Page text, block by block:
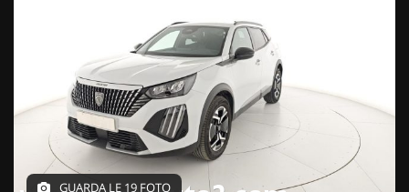
NOLEGGIO BREVE TERMINE
CONTATTI
GUARDA LE 19 FOTO